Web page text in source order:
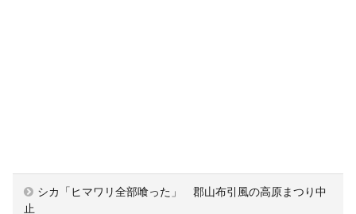
シカ「ヒマワリ全部喰った」 郡山布引風の高原まつり中
止